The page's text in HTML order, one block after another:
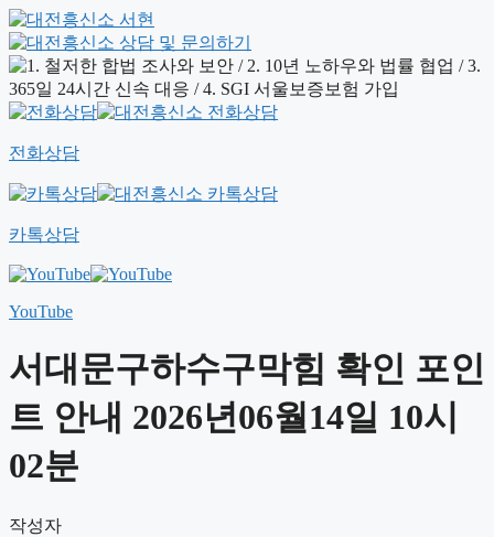
전화상담
카톡상담
YouTube
서대문구하수구막힘 확인 포인
트 안내 2026년06월14일 10시
02분
작성자